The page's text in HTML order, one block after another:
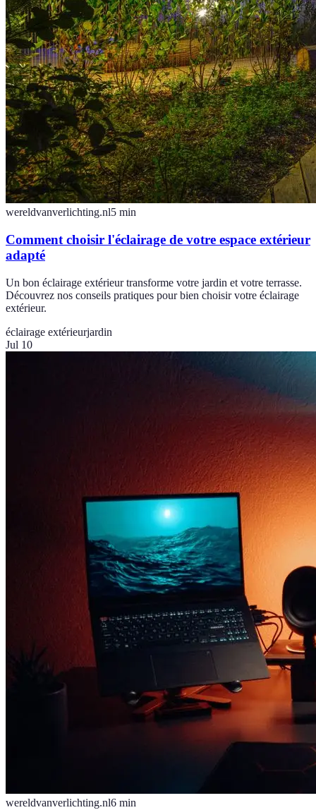
wereldvanverlichting.nl5 min
Comment choisir l'éclairage de votre espace extérieur
adapté
Un bon éclairage extérieur transforme votre jardin et votre terrasse.
Découvrez nos conseils pratiques pour bien choisir votre éclairage
extérieur.
éclairage extérieurjardin
Jul 10
wereldvanverlichting.nl6 min